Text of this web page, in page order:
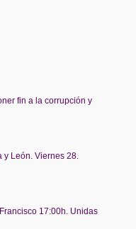
fin a la corrupción y
y León. Viernes 28.
17:00h. Unidas